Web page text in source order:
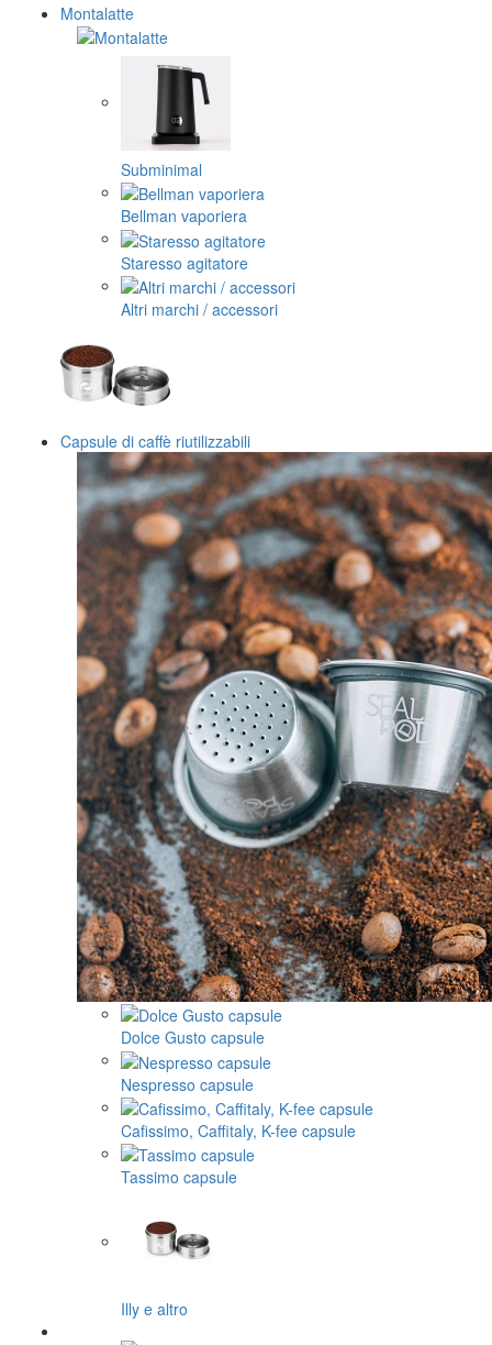
Montalatte
Subminimal
Bellman vaporiera
Staresso agitatore
Altri marchi / accessori
Capsule di caffè riutilizzabili
Dolce Gusto capsule
Nespresso capsule
Cafissimo, Caffitaly, K-fee capsule
Tassimo capsule
Illy e altro